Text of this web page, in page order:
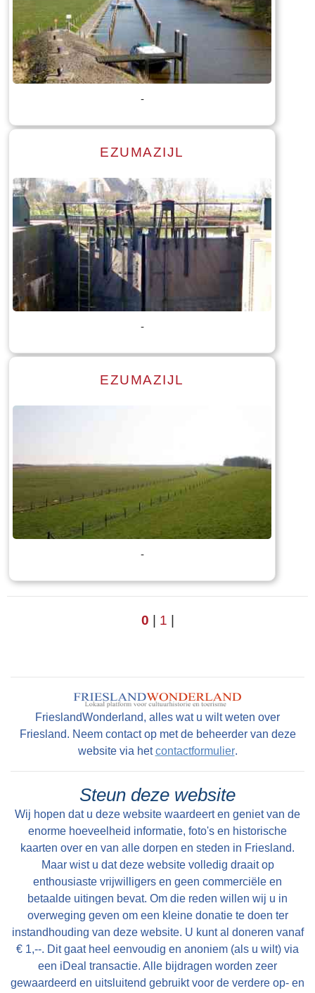
Lees meer
Tekst: © Foto: © Stenden Hogeschool opleiding International
Tourism management
-
Lees meer
Tekst: © Foto: © Stenden Hogeschool opleiding International
Tourism management
EZUMAZIJL
-
Lees meer
Tekst: © Foto: © Stenden Hogeschool opleiding International
Tourism management
EZUMAZIJL
-
Lees meer
Tekst: © Foto: © Stenden Hogeschool opleiding International
0 1
FrieslandWonderland, alles wat u wilt weten over
Friesland. Neem contact op met de beheerder van deze
website via hetcontactformulier.
Steun deze website
Wij hopen dat u deze website waardeert en geniet van de
enorme hoeveelheid informatie, foto's en historische
kaarten over en van alle dorpen en steden in Friesland.
Maar wist u dat deze website volledig draait op
enthousiaste vrijwilligers en geen commerciële en
betaalde uitingen bevat. Om die reden willen wij u in
overweging geven om een kleine donatie te doen ter
instandhouding van deze website. U kunt al doneren vanaf
€ 1,--. Dit gaat heel eenvoudig en anoniem (als u wilt) via
een iDeal transactie. Alle bijdragen worden zeer
gewaardeerd en uitsluitend gebruikt voor de verdere op- en